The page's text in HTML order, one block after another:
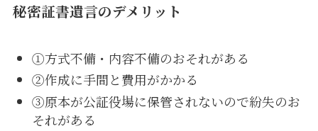
秘密証書遺言のデメリット
①方式不備・内容不備のおそれがある
②作成に手間と費用がかかる
③原本が公証役場に保管されないので紛失のお
それがある